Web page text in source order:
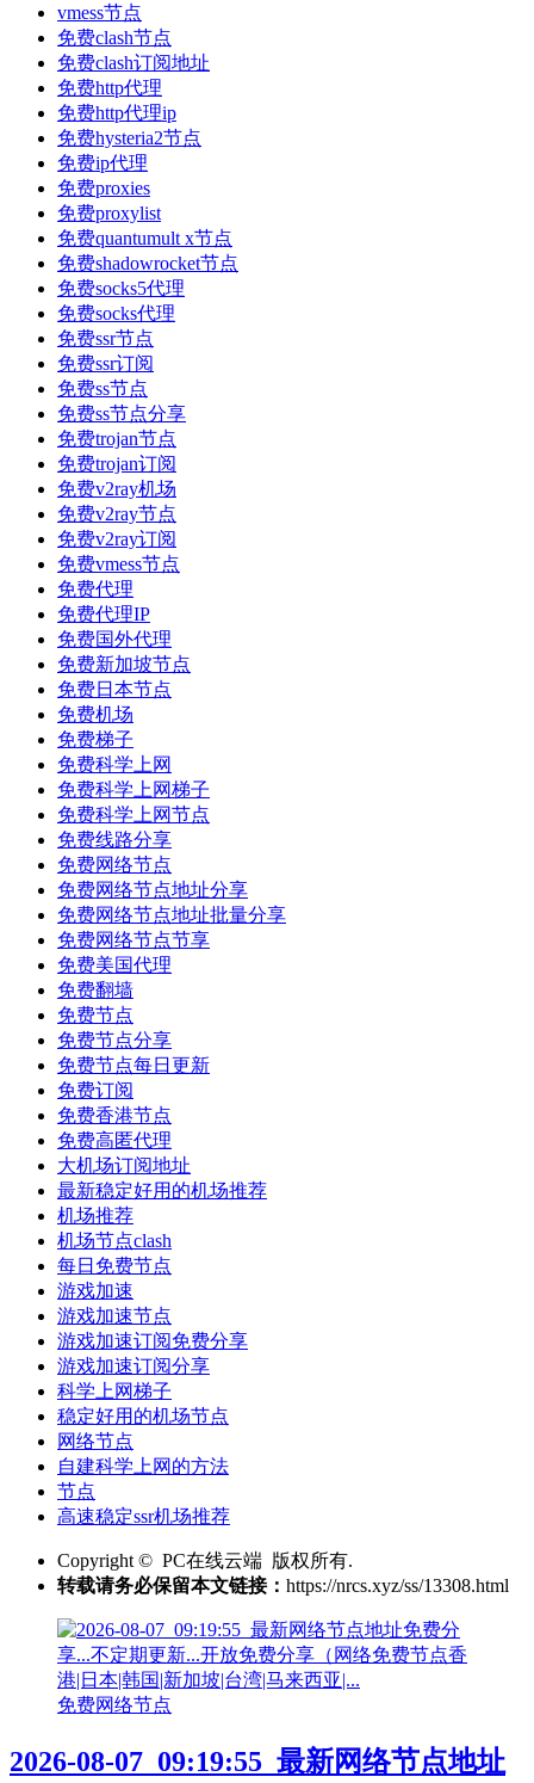
vmess节点
免费clash节点
免费clash订阅地址
免费http代理
免费http代理ip
免费hysteria2节点
免费ip代理
免费proxies
免费proxylist
免费quantumult x节点
免费shadowrocket节点
免费socks5代理
免费socks代理
免费ssr节点
免费ssr订阅
免费ss节点
免费ss节点分享
免费trojan节点
免费trojan订阅
免费v2ray机场
免费v2ray节点
免费v2ray订阅
免费vmess节点
免费代理
免费代理IP
免费国外代理
免费新加坡节点
免费日本节点
免费机场
免费梯子
免费科学上网
免费科学上网梯子
免费科学上网节点
免费线路分享
免费网络节点
免费网络节点地址分享
免费网络节点地址批量分享
免费网络节点节享
免费美国代理
免费翻墙
免费节点
免费节点分享
免费节点每日更新
免费订阅
免费香港节点
免费高匿代理
大机场订阅地址
最新稳定好用的机场推荐
机场推荐
机场节点clash
每日免费节点
游戏加速
游戏加速节点
游戏加速订阅免费分享
游戏加速订阅分享
科学上网梯子
稳定好用的机场节点
网络节点
自建科学上网的方法
节点
高速稳定ssr机场推荐
Copyright © PC在线云端 版权所有.
转载请务必保留本文链接： https://nrcs.xyz/ss/13308.html
免费网络节点
2026-08-07_09:19:55_最新网络节点地址